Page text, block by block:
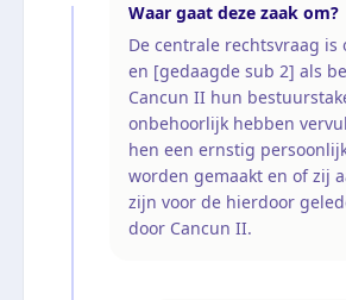
Waar gaat deze zaak om?
De centrale rechtsvraag is
en [gedaagde sub 2] als
Cancun II hun
onbehoorlijk hebben
hen een ernstig
worden gemaakt en of zij
zijn voor de hierdoor
door Cancun II.